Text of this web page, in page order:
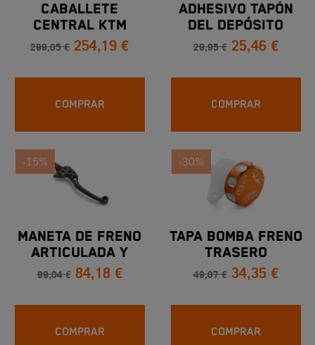
CABALLETE
CENTRAL KTM
1050/1090
ADVENTURE (15-19)
299,05 € 254,19 €
COMPRAR
ADHESIVO TAPÓN
DEL DEPÓSITO
29,95 € 25,46 €
COMPRAR
-15%
MANETA DE FRENO
ARTICULADA Y
AJUSTABLE
99,04 € 84,18 €
COMPRAR
-30%
TAPA BOMBA FRENO
TRASERO
49,07 € 34,35 €
COMPRAR